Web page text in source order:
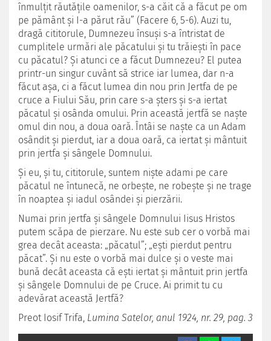
înmulţit răutăţile oamenilor, s-a căit că a făcut pe om
pe pământ şi I-a părut rău” (Facere 6, 5-6). Auzi tu,
dragă cititorule, Dumnezeu însuşi s-a întristat de
cumplitele urmări ale păcatului şi tu trăieşti în pace
cu păcatul? Şi atunci ce a făcut Dumnezeu? El putea
printr-un singur cuvânt să strice iar lumea, dar n-a
făcut aşa, ci a făcut lumea din nou prin Jertfa de pe
cruce a Fiului Său, prin care s-a şters şi s-a iertat
păcatul şi osânda omului. Prin această jertfă se naşte
omul din nou, a doua oară. Întâi se naşte ca un Adam
osândit şi pierdut, iar a doua oară, ca iertat şi mântuit
prin jertfa şi sângele Domnului.
Şi eu, şi tu, cititorule, suntem nişte adami pe care
păcatul ne întunecă, ne orbeşte, ne robeşte şi ne trage
în noaptea şi iadul osândei şi pierzării.
Numai prin jertfa şi sângele Domnului Iisus Hristos
putem scăpa de pierzare. Nu este sub cer o vorbă mai
grea decât aceasta: „păcatul”; „eşti pierdut pentru
păcat”. Şi nu este o vorbă mai dulce şi o veste mai
bună decât aceasta că eşti iertat şi mântuit prin jertfa
şi sângele Domnului de pe Cruce. Ai primit tu cu
adevărat această Jertfă?
Preot Iosif Trifa, Lumina Satelor, anul 1924, nr. 29, pag. 3